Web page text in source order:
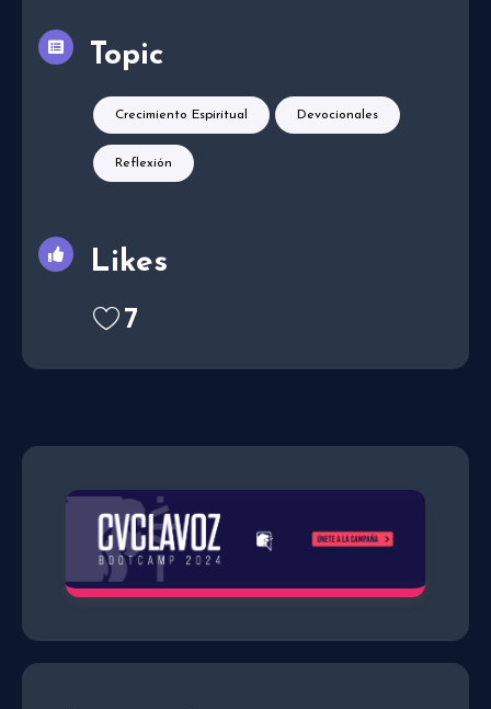
Topic
Crecimiento Espiritual Devocionales
Reflexión
Likes
7